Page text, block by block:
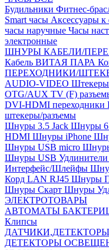
Будильники Фитнес-
Smart часы Аксессуары к
часы наручные Часы
электронные
ШНУРЫ КАБЕЛИ/
Кабель ВИТАЯ ПАРА
ПЕРЕХОДНИКИ/
AUDIO-VIDEO
OTG/AUX TV (F)
DVI-HDMI переходники
штекеры/разъемы
Шнуры 3.5 Jack Шнуры
HDMI Шнуры iPhone
Шнуры USB micro
Шнуры USB Удлинители
Интерфейс/Шлейфы
Корд LAN RJ45 Шнуры
Шнуры Скарт Шнуры
ЭЛЕКТРОТОВАРЫ
АВТОМАТЫ
Клипсы
ДАТЧИКИ,ДЕТЕКТОРЫ
ДЕТЕКТОРЫ